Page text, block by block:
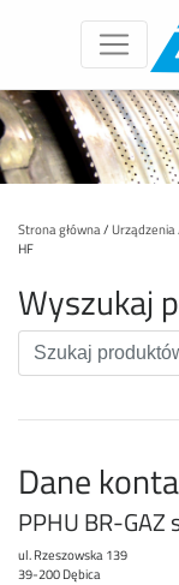
Strona główna/ Urządzenia
HF
Wyszukaj
Dane
PPHU BR-GAZ
ul. Rzeszowska 139
39-200 Dębica